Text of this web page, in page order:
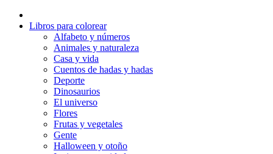
Libros para colorear
Alfabeto y números
Animales y naturaleza
Casa y vida
Cuentos de hadas y hadas
Deporte
Dinosaurios
El universo
Flores
Frutas y vegetales
Gente
Halloween y otoño